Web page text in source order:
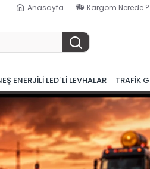
Anasayfa Kargom Nerede ?
ENERJİLİ LED´Lİ LEVHALAR TRAFİK